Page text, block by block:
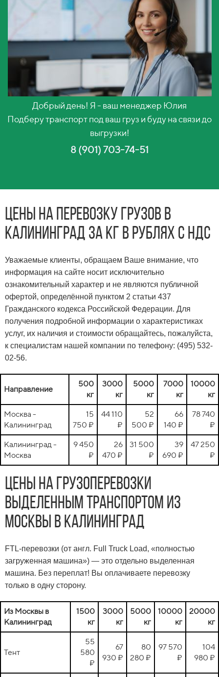
Добрый день! Я - ваш менеджер Юлия
Подберу транспорт под ваш груз и буду на связи до
выгрузки!
8 (901) 703-74-51
Цены на перевозку грузов в
Калининград за кг в рублях с НДС
Уважаемые клиенты, обращаем Ваше внимание, что
информация на сайте носит исключительно
ознакомительный характер и не являются публичной
офертой, определённой пунктом 2 статьи 437
Гражданского кодекса Российской Федерации. Для
получения подробной информации о характеристиках
услуг, их наличия и стоимости обращайтесь, пожалуйста,
к специалистам нашей компании по телефону: (495) 532-
02-56.
Направление
500
кг
3000
кг
5000
кг
7000
кг
10000
кг
Москва -
Калининград
15
750 ₽
44 110
₽
52
500 ₽
66
140 ₽
78 740
₽
Калининград -
Москва
9 450
₽
26
470 ₽
31 500
₽
39
690 ₽
47 250
₽
Цены на грузоперевозки
выделенным транспортом из
Москвы в Калининград
FTL-перевозки (от англ. Full Truck Load, «полностью
загруженная машина») — это отдельно выделенная
машина. Без переплат! Вы оплачиваете перевозку
только в одну сторону.
Из Москвы в
Калининград
1500
кг
3000
кг
5000
кг
10000
кг
20000
кг
Тент
55
580
₽
67
930 ₽
80
280 ₽
97 570
₽
104
980 ₽